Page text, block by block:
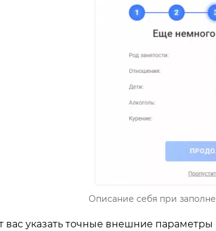
Описание себя при
вас указать точные внешние